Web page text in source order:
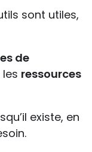
sont utiles,
de
ressources
existe, en